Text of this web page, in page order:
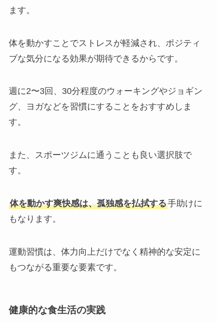
ます。
体を動かすことでストレスが軽減され、ポジティ
ブな気分になる効果が期待できるからです。
週に2〜3回、30分程度のウォーキングやジョギン
グ、ヨガなどを習慣にすることをおすすめしま
す。
また、スポーツジムに通うことも良い選択肢で
す。
体を動かす爽快感は、孤独感を払拭する手助けに
もなります。
運動習慣は、体力向上だけでなく精神的な安定に
もつながる重要な要素です。
健康的な食生活の実践